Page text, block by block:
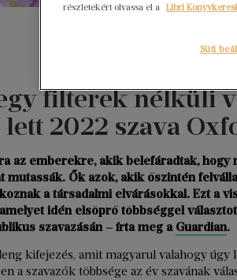
filterek nélküli
lett 2022 szava
az emberekre, akik belefáradtak, hogy
Ők azok, akik őszintén
a társadalmi elvárásokkal. Ezt a
idén elsöprő többséggel
szavazásán – írta meg a Guardian.
kifejezés, amit magyarul valahogy úgy
a szavazók többsége az év szavának
részletekért olvassa el a
Libri
Süti